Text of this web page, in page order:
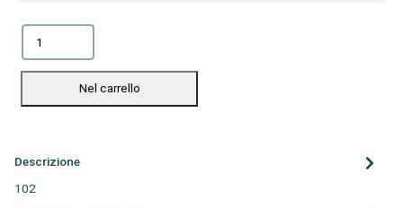
Nel carrello
Descrizione
102